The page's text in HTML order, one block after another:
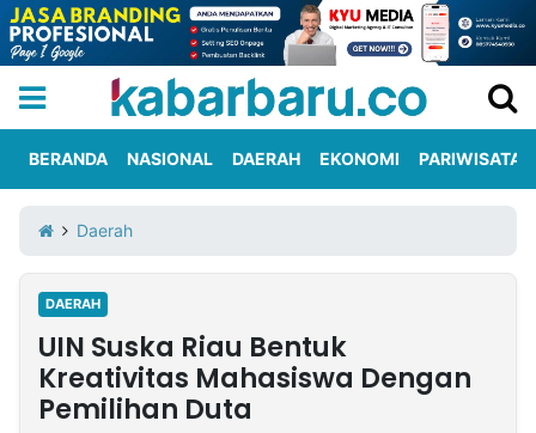
Iklan
Berita
Kami
Nasional
International
Olahraga
Entertainment
Daerah
Pariwisata
Kuliner
Kolom
BERANDA NASIONAL DAERAH EKONOMI PARIWISATA
Daerah
DAERAH
UIN Suska Riau Bentuk
Kreativitas Mahasiswa Dengan
Pemilihan Duta